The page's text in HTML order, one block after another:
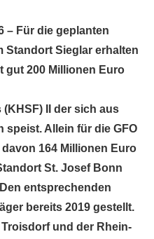
– Für die geplanten
Standort Sieglar erhalten
gut 200 Millionen Euro
II der sich aus
speist. Allein für die GFO
164 Millionen Euro
St. Josef Bonn
entsprechenden
bereits 2019 gestellt.
und der Rhein-